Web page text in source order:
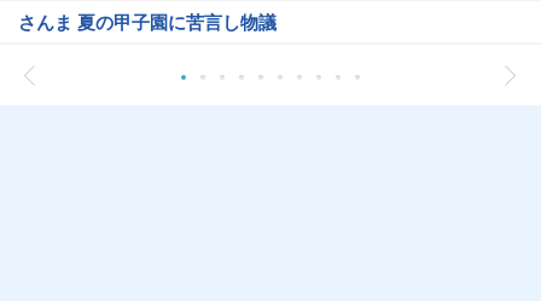
さんま 夏の甲子園に苦言し物議